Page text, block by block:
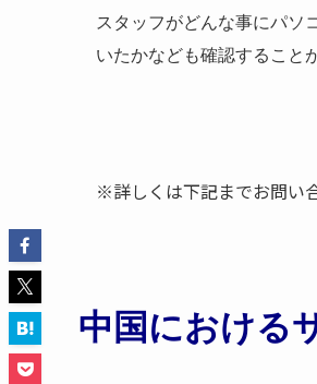
スタッフがどんな事にパソ
いたかなども確認すること
※詳しくは下記までお問い
中国における